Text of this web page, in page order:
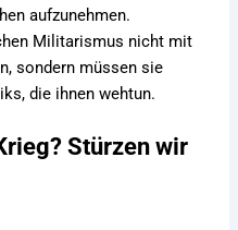
aufzunehmen.
Militarismus nicht mit
sondern müssen sie
die ihnen wehtun.
Stürzen wir